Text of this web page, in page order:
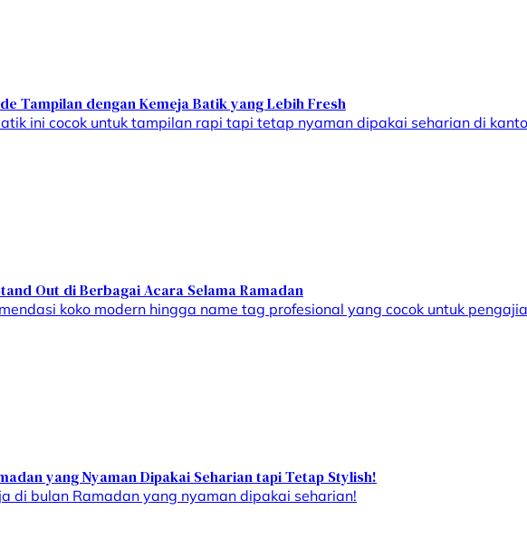
Tampilan dengan Kemeja Batik yang Lebih Fresh
ini cocok untuk tampilan rapi tapi tetap nyaman dipakai seharian di
Out di Berbagai Acara Selama Ramadan
koko modern hingga name tag profesional yang cocok untuk
yang Nyaman Dipakai Seharian tapi Tetap Stylish!
di bulan Ramadan yang nyaman dipakai seharian!